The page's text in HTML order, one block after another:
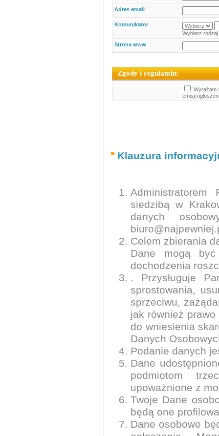
Adres email
Komunikator
Wybierz
Strona www
Zgody i regulamin:
Wyrażam
emisji
Klauzura
siedzibą w
danych
Celem zbierania
Dane mogą
dochodzenia
. Przysługuje
sprostowania,
sprzeciwu,
jak również
do wniesienia
Danych
Podanie danych
Dane
podmiotom
upoważnione z
Twoje Dane
będą one
Dane osobowe